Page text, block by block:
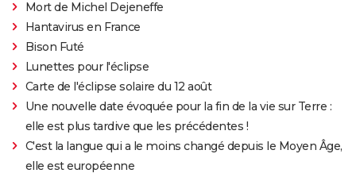
Mort de Michel Dejeneffe
Hantavirus en France
Bison Futé
Lunettes pour l'éclipse
Carte de l'éclipse solaire du 12 août
Une nouvelle date évoquée pour la fin de la vie sur Terre :
elle est plus tardive que les précédentes !
C'est la langue qui a le moins changé depuis le Moyen Âge,
elle est européenne